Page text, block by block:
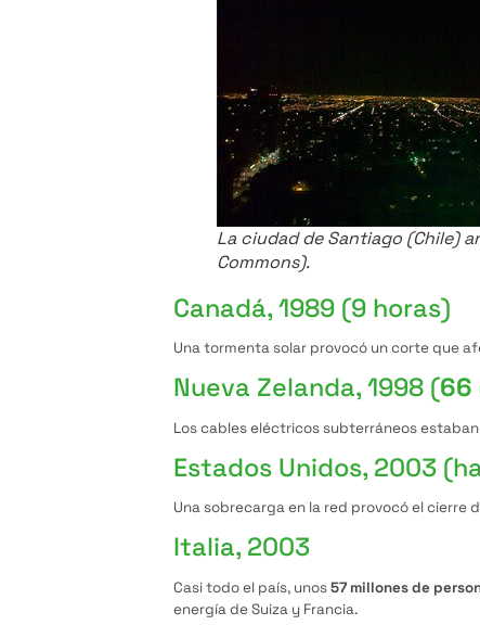
La ciudad de Santiago (Chile)
Commons).
Canadá, 1989 (9 horas)
Una tormenta solar provocó un corte que
Nueva Zelanda, 1998 (66
Los cables eléctricos subterráneos
Estados Unidos, 2003
Una sobrecarga en la red provocó el cierre
Italia, 2003
Casi todo el país, unos57 millones de
energía de Suiza y Francia.